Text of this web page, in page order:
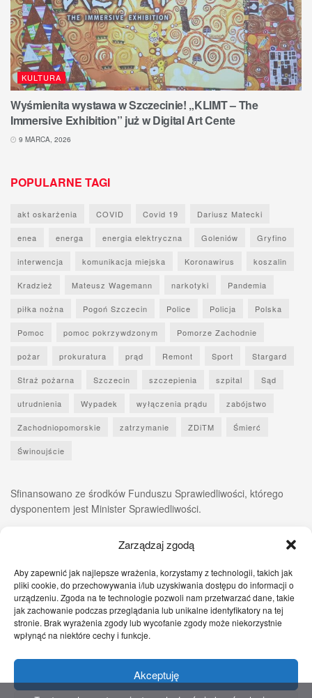
Zarządzaj zgodą
Aby zapewnić jak najlepsze wrażenia, korzystamy z technologii, takich jak
pliki cookie, do przechowywania i/lub uzyskiwania dostępu do informacji o
urządzeniu. Zgoda na te technologie pozwoli nam przetwarzać dane, takie
jak zachowanie podczas przeglądania lub unikalne identyfikatory na tej
stronie. Brak wyrażenia zgody lub wycofanie zgody może niekorzystnie
wpłynąć na niektóre cechy i funkcje.
Akceptuję
KULTURA
Wyśmienita wystawa w Szczecinie! „KLIMT – The
Immersive Exhibition” już w Digital Art Cente
9 MARCA, 2026
POPULARNE TAGI
akt oskarżenia COVID Covid 19 Dariusz Matecki
enea energa energia elektryczna Goleniów Gryfino
interwencja komunikacja miejska Koronawirus koszalin
Kradzież Mateusz Wagemann narkotyki Pandemia
piłka nożna Pogoń Szczecin Police Policja Polska
Pomoc pomoc pokrzywdzonym Pomorze Zachodnie
pożar prokuratura prąd Remont Sport Stargard
Straż pożarna Szczecin szczepienia szpital Sąd
utrudnienia Wypadek wyłączenia prądu zabójstwo
Zachodniopomorskie zatrzymanie ZDiTM Śmierć
Świnoujście
Sfinansowano ze środków Funduszu Sprawiedliwości, którego
dysponentem jest Minister Sprawiedliwości.
Zgłoś nam! Szczecińskie Wiadomości Sport
Zdrowie